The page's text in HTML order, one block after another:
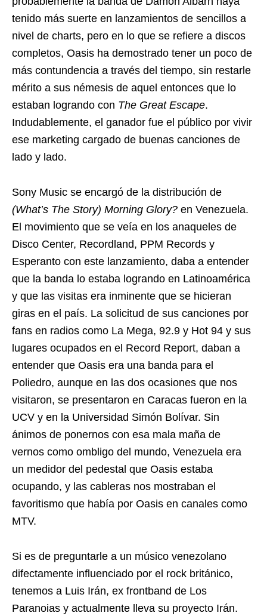
tenido más suerte en lanzamientos de sencillos a
nivel de charts, pero en lo que se refiere a discos
completos, Oasis ha demostrado tener un poco de
más contundencia a través del tiempo, sin restarle
mérito a sus némesis de aquel entonces que lo
estaban logrando con The Great Escape.
Indudablemente, el ganador fue el público por vivir
ese marketing cargado de buenas canciones de
lado y lado.
Sony Music se encargó de la distribución de
(What’s The Story) Morning Glory? en Venezuela.
El movimiento que se veía en los anaqueles de
Disco Center, Recordland, PPM Records y
Esperanto con este lanzamiento, daba a entender
que la banda lo estaba logrando en Latinoamérica
y que las visitas era inminente que se hicieran
giras en el país. La solicitud de sus canciones por
fans en radios como La Mega, 92.9 y Hot 94 y sus
lugares ocupados en el Record Report, daban a
entender que Oasis era una banda para el
Poliedro, aunque en las dos ocasiones que nos
visitaron, se presentaron en Caracas fueron en la
UCV y en la Universidad Simón Bolívar. Sin
ánimos de ponernos con esa mala maña de
vernos como ombligo del mundo, Venezuela era
un medidor del pedestal que Oasis estaba
ocupando, y las cableras nos mostraban el
favoritismo que había por Oasis en canales como
MTV.
Si es de preguntarle a un músico venezolano
difectamente influenciado por el rock británico,
tenemos a Luis Irán, ex frontband de Los
Paranoias y actualmente lleva su proyecto Irán.